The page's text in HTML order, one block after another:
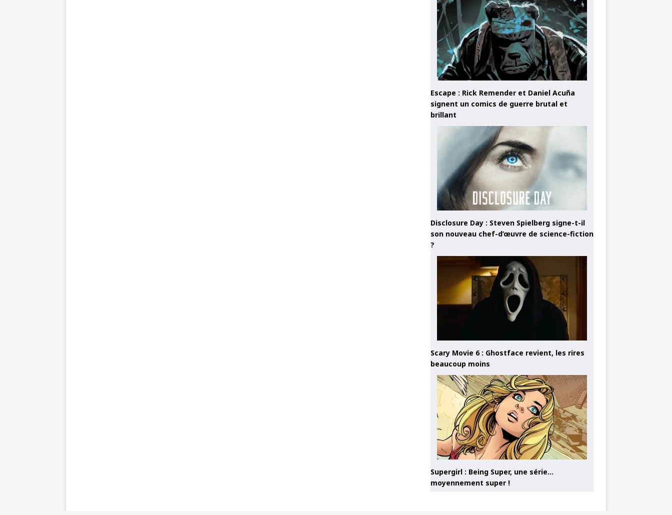
Escape : Rick Remender et Daniel Acuña
signent un comics de guerre brutal et
brillant
Disclosure Day : Steven Spielberg signe-t-il
son nouveau chef-d’œuvre de science-fiction
?
Scary Movie 6 : Ghostface revient, les rires
beaucoup moins
Supergirl : Being Super, une série…
moyennement super !